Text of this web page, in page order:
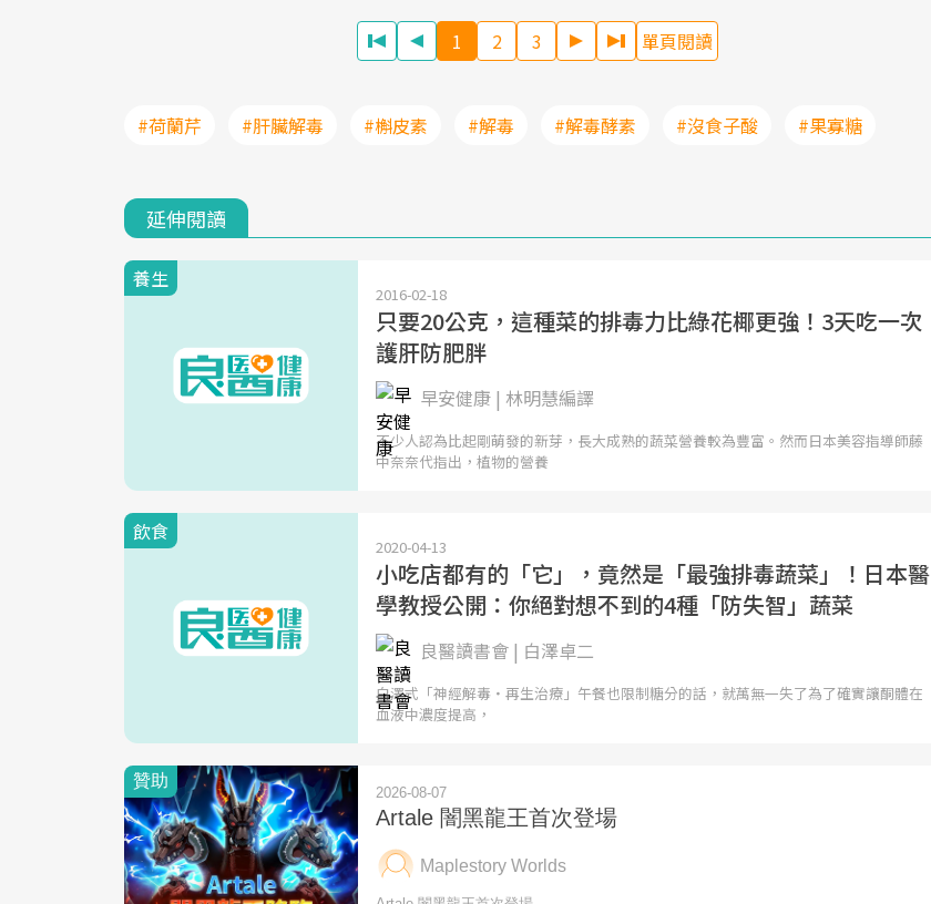
1 2 3 單頁閱讀
#荷蘭芹 #肝臟解毒 #槲皮素 #解毒 #解毒酵素 #沒食子酸 #果寡糖
延伸閱讀
養生
2016-02-18
只要20公克，這種菜的排毒力比綠花椰更強！3天吃一次
護肝防肥胖
早安健康 | 林明慧編譯
不少人認為比起剛萌發的新芽，長大成熟的蔬菜營養較為豐富。然而日本美容指導師藤
中奈奈代指出，植物的營養
飲食
2020-04-13
小吃店都有的「它」，竟然是「最強排毒蔬菜」！日本醫
學教授公開：你絕對想不到的4種「防失智」蔬菜
良醫讀書會 | 白澤卓二
白澤式「神經解毒‧再生治療」午餐也限制糖分的話，就萬無一失了為了確實讓酮體在
血液中濃度提高，